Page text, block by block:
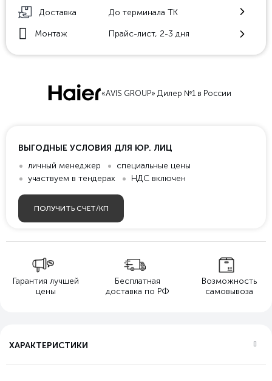
Доставка До терминала ТК
Монтаж Прайс-лист, 2-3 дня
«AVIS GROUP» Дилер №1 в России
ВЫГОДНЫЕ УСЛОВИЯ ДЛЯ ЮР. ЛИЦ
личный менеджер
специальные цены
участвуем в тендерах
НДС включен
ПОЛУЧИТЬ СЧЕТ/КП
Гарантия лучшей
цены
Бесплатная
доставка по РФ
Возможность
самовывоза
ХАРАКТЕРИСТИКИ